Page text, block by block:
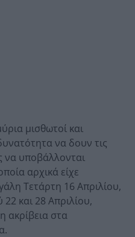
μισθωτοί και
να δουν τις
να υποβάλλονται
αρχικά είχε
Τετάρτη 16 Απριλίου,
και 28 Απριλίου,
ακρίβεια στα